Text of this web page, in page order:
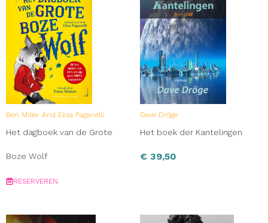
Ben Miller And Elisa Paganelli
Het dagboek van de Grote
Boze Wolf
RESERVEREN
Dave Dröge
Het boek der Kantelingen
€ 39,50